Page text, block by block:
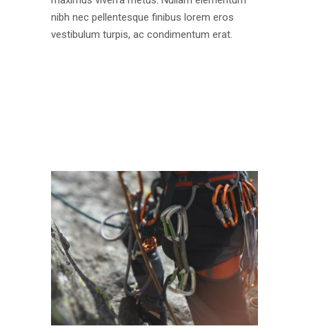
nibh nec pellentesque finibus lorem eros
vestibulum turpis, ac condimentum erat.